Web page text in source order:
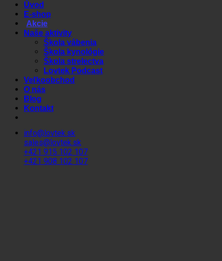
Úvod
E-shop
Akcie
Naše aktivity
Škola vábenia
Škola kynológie
Škola strelectva
Lovtek Podcast
Veľkoobchod
O nás
Blog
Kontakt
info@lovtek.sk
sales@lovtek.sk
+421 915 102 107
+421 908 102 107